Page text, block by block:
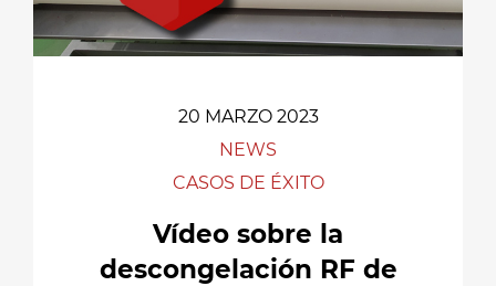
20 MARZO 2023
NEWS
CASOS DE ÉXITO
Vídeo sobre la
descongelación RF de